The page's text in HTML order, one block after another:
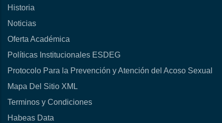
Historia
Noticias
Oferta Académica
Políticas Institucionales ESDEG
Protocolo Para la Prevención y Atención del Acoso Sexual
Mapa Del Sitio XML
Terminos y Condiciones
Habeas Data